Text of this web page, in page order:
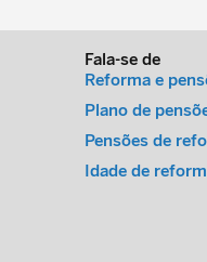
Fala-se de
Reforma e
Plano de
Pensões de
Idade de